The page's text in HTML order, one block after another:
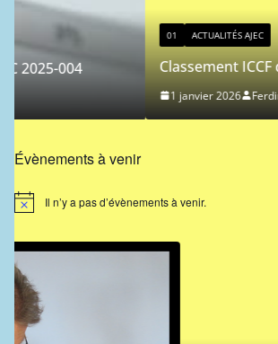
ACTUALITÉS AJEC
Classement ICCF des joueurs
Ferdinand Jocelyn
Évènements à venir
N
i
c
e
Il n’y a pas d’évènements à venir.